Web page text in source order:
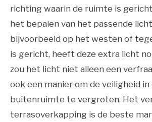
richting waarin de ruimte is
het bepalen van het passende
bijvoorbeeld op het westen of
is gericht, heeft deze extra licht
zou het licht niet alleen een
ook een manier om de veiligheid in
buitenruimte te vergroten. Het
terrasoverkapping is de beste